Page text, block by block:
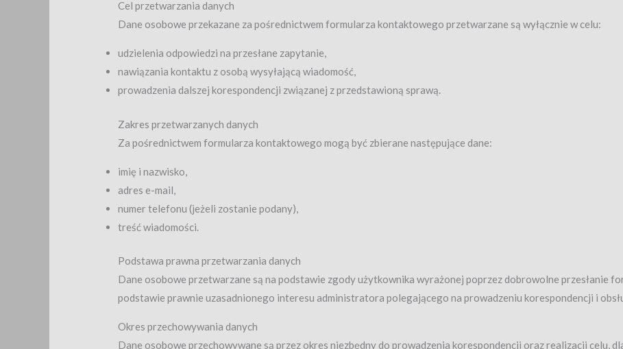
Cel przetwarzania danych
Dane osobowe przekazane za pośrednictwem formularza kontaktowego przetwarzane są wyłącznie w celu:
udzielenia odpowiedzi na przesłane zapytanie,
nawiązania kontaktu z osobą wysyłającą wiadomość,
prowadzenia dalszej korespondencji związanej z przedstawioną sprawą.
Zakres przetwarzanych danych
Za pośrednictwem formularza kontaktowego mogą być zbierane następujące dane:
imię i nazwisko,
adres e-mail,
numer telefonu (jeżeli zostanie podany),
treść wiadomości.
Podstawa prawna przetwarzania danych
Dane osobowe przetwarzane są na podstawie zgody użytkownika wyrażonej poprzez dobrowolne przesłanie
podstawie prawnie uzasadnionego interesu administratora polegającego na prowadzeniu korespondencji i
Okres przechowywania danych
Dane osobowe przechowywane są przez okres niezbędny do prowadzenia korespondencji oraz realizacji celu,